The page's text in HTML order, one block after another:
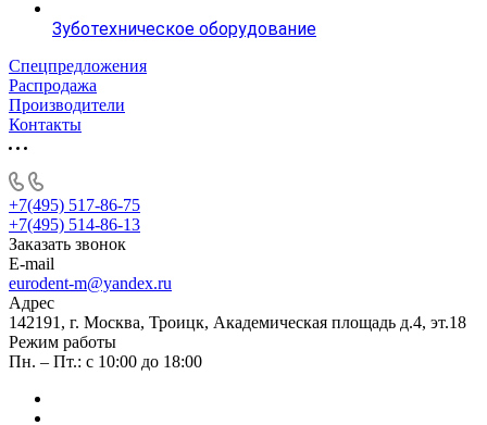
Зуботехническое оборудование
Спецпредложения
Распродажа
Производители
Контакты
+7(495) 517-86-75
+7(495) 514-86-13
Заказать звонок
E-mail
eurodent-m@yandex.ru
Адрес
142191, г. Москва, Троицк, Академическая площадь д.4, эт.18
Режим работы
Пн. – Пт.: с 10:00 до 18:00